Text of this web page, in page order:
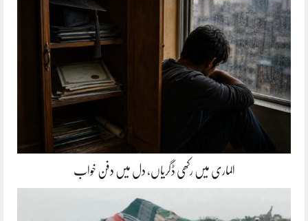
الماری میں رکھی ڈگریاں، دل میں دفن خواب